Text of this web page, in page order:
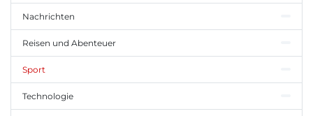
Nachrichten
Reisen und Abenteuer
Sport
Technologie